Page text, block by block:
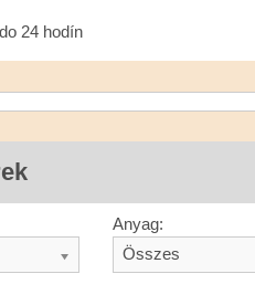
24 hodín
Anyag:
Összes